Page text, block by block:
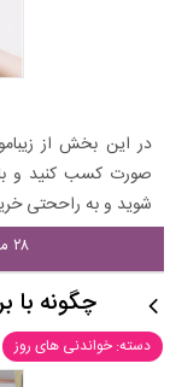
در این بخش از
صورت کسب کنید و
شوید و به راححتی
۲۸ مهر ۱۴۰۰ - ۱۲:۴۱
چگونه با
دسته: خواندنی های روز